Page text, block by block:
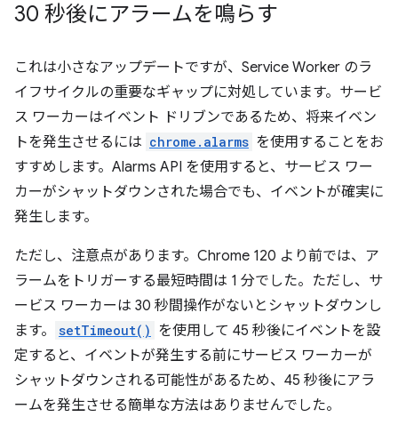
30 秒後にアラームを鳴らす
これは小さなアップデートですが、Service Worker のラ
イフサイクルの重要なギャップに対処しています。サービ
ス ワーカーはイベント ドリブンであるため、将来イベン
トを発生させるには chrome.alarms を使用することをお
すすめします。Alarms API を使用すると、サービス ワー
カーがシャットダウンされた場合でも、イベントが確実に
発生します。
ただし、注意点があります。Chrome 120 より前では、ア
ラームをトリガーする最短時間は 1 分でした。ただし、サ
ービス ワーカーは 30 秒間操作がないとシャットダウンし
ます。
setTimeout() を使用して 45 秒後にイベントを設
定すると、イベントが発生する前にサービス ワーカーが
シャットダウンされる可能性があるため、45 秒後にアラ
ームを発生させる簡単な方法はありませんでした。